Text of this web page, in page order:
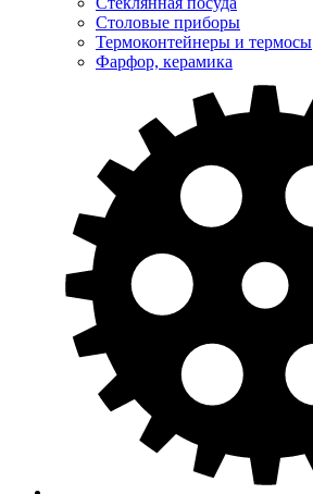
Столовые приборы
Термоконтейнеры и термосы
Фарфор, керамика